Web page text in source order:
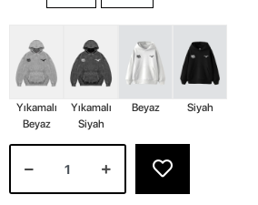
Yıkamalı
Beyaz
Yıkamalı
Siyah
Beyaz Siyah